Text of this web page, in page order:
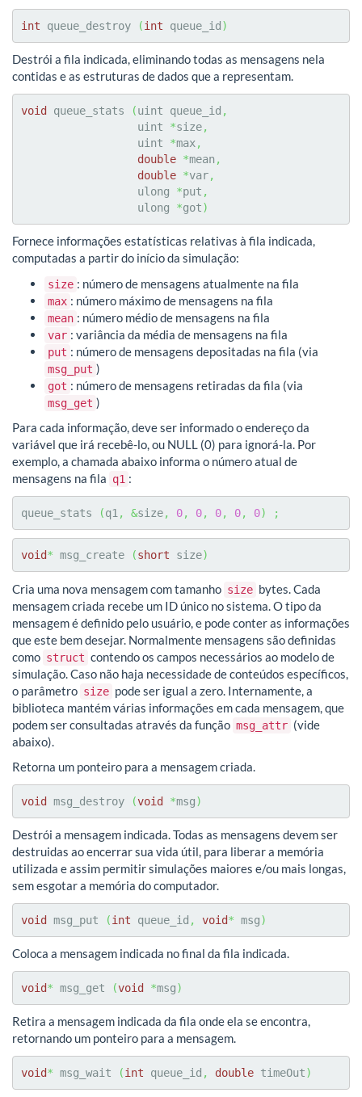
int queue_destroy (int queue_id )
Destrói a fila indicada, eliminando todas as mensagens nela
contidas e as estruturas de dados que a representam.
void queue_stats (uint queue_id ,
                  uint
*size,
                  uint
*max,
double *mean ,
double *var,
                  ulong
*put ,
                  ulong
*got)
Fornece informações estatísticas relativas à fila indicada,
computadas a partir do início da simulação:
size : número de mensagens atualmente na fila
max : número máximo de mensagens na fila
mean : número médio de mensagens na fila
var : variância da média de mensagens na fila
put : número de mensagens depositadas na fila (via
msg_put )
got : número de mensagens retiradas da fila (via
msg_get )
Para cada informação, deve ser informado o endereço da
variável que irá recebê-lo, ou NULL (0) para ignorá-la. Por
exemplo, a chamada abaixo informa o número atual de
mensagens na fila q1 :
queue_stats (q1 , &size, 0, 0, 0, 0, 0) ;
void* msg_create (short size)
Cria uma nova mensagem com tamanho size bytes. Cada
mensagem criada recebe um ID único no sistema. O tipo da
mensagem é definido pelo usuário, e pode conter as informações
que este bem desejar. Normalmente mensagens são definidas
como struct contendo os campos necessários ao modelo de
simulação. Caso não haja necessidade de conteúdos específicos,
o parâmetro size pode ser igual a zero. Internamente, a
biblioteca mantém várias informações em cada mensagem, que
podem ser consultadas através da função msg_attr (vide
abaixo).
Retorna um ponteiro para a mensagem criada.
void msg_destroy (void *msg)
Destrói a mensagem indicada. Todas as mensagens devem ser
destruidas ao encerrar sua vida útil, para liberar a memória
utilizada e assim permitir simulações maiores e/ou mais longas,
sem esgotar a memória do computador.
void msg_put (int queue_id , void* msg)
Coloca a mensagem indicada no final da fila indicada.
void* msg_get (void *msg)
Retira a mensagem indicada da fila onde ela se encontra,
retornando um ponteiro para a mensagem.
void* msg_wait (int queue_id , double timeOut)